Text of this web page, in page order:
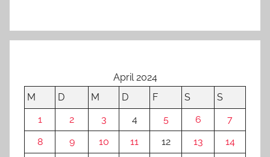
April 2024
M
D M D F S
S
1
2 3 4 5 6
7
8
9 10 11 12 13
14